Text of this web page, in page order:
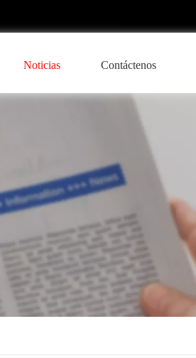
Noticias Contáctenos